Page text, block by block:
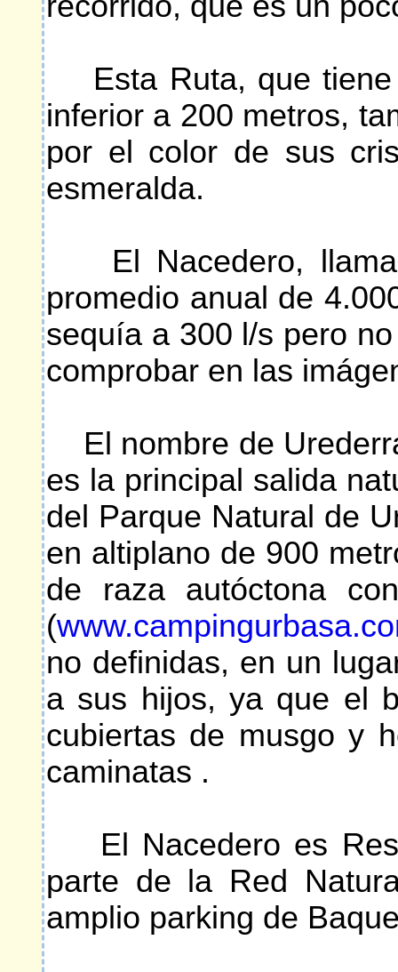
Esta Ruta, que tiene
inferior a 200 metros,
por el color de sus
esmeralda.
El Nacedero,
promedio anual de
sequía a 300 l/s pero
comprobar en las
El nombre de
es la principal salida
del Parque Natural de
en altiplano de 900
de raza autóctona
(
no definidas, en un
a sus hijos, ya que el
cubiertas de musgo y
caminatas .
El Nacedero es
parte de la Red
amplio parking de